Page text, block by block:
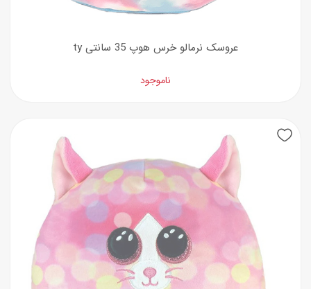
عروسک نرمالو خرس هوپ 35 سانتی ty
ناموجود